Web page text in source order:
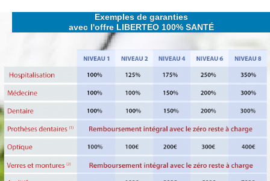
contenu
Exemples de garanties
avec l'offre LIBERTEO 100% SANTÉ​